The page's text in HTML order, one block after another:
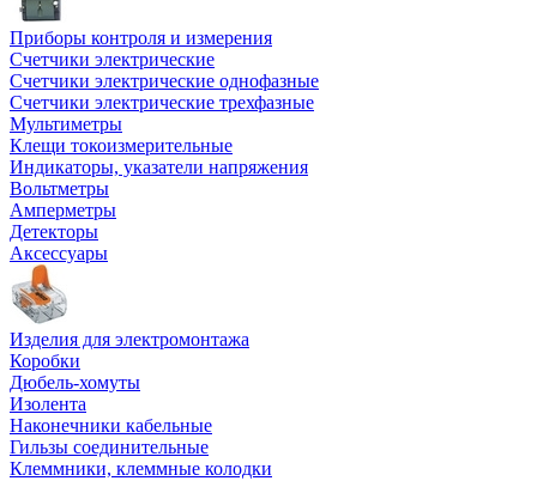
Приборы контроля и измерения
Счетчики электрические
Счетчики электрические однофазные
Счетчики электрические трехфазные
Мультиметры
Клещи токоизмерительные
Индикаторы, указатели напряжения
Вольтметры
Амперметры
Детекторы
Аксессуары
Изделия для электромонтажа
Коробки
Дюбель-хомуты
Изолента
Наконечники кабельные
Гильзы соединительные
Клеммники, клеммные колодки